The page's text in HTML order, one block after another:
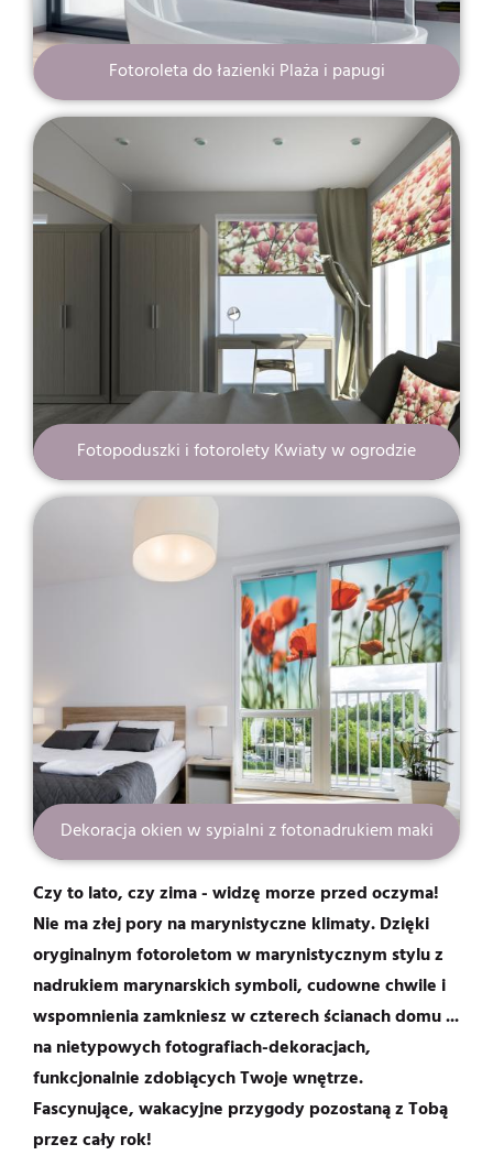
Fotoroleta do łazienki Plaża i papugi
Fotopoduszki i fotorolety Kwiaty w ogrodzie
Dekoracja okien w sypialni z fotonadrukiem maki
Czy to lato, czy zima - widzę morze przed oczyma!
Nie ma złej pory na marynistyczne klimaty. Dzięki
oryginalnym fotoroletom w marynistycznym stylu z
nadrukiem marynarskich symboli, cudowne chwile i
wspomnienia zamkniesz w czterech ścianach domu ...
na nietypowych fotografiach-dekoracjach,
funkcjonalnie zdobiących Twoje wnętrze.
Fascynujące, wakacyjne przygody pozostaną z Tobą
przez cały rok!